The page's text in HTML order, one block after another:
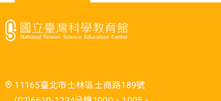
11165臺北市士林區士商路189號